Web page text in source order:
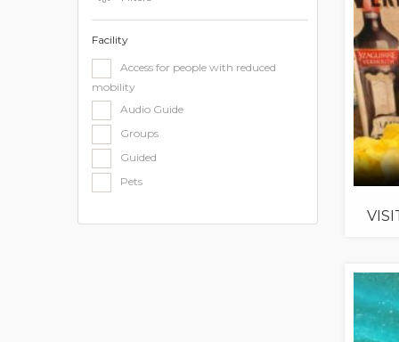
Facility
Access for people with reduced
mobility
Audio Guide
Groups
Guided
Pets